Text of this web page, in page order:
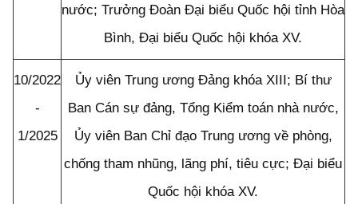
nước; Trưởng Đoàn Đại biểu Quốc hội tỉnh Hòa
Bình, Đại biểu Quốc hội khóa XV.
10/2022
-
1/2025
Ủy viên Trung ương Đảng khóa XIII; Bí thư
Ban Cán sự đảng, Tổng Kiểm toán nhà nước,
Ủy viên Ban Chỉ đạo Trung ương về phòng,
chống tham nhũng, lãng phí, tiêu cực; Đại biểu
Quốc hội khóa XV.